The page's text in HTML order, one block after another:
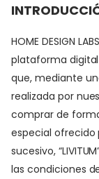
HOME DESIGN
plataforma
que, mediante
realizada por
comprar de
especial ofrecido
sucesivo,
las condiciones